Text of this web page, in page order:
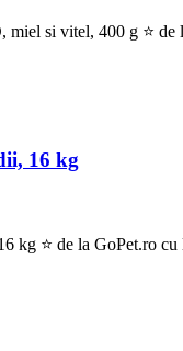
si vitel, 400 g ⭐
16 kg
kg ⭐ de la GoPet.ro